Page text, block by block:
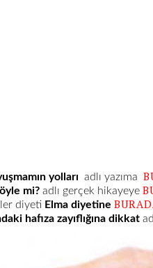
yolları adlı yazıma
mi? adlı gerçek hikayeye
diyeti Elma diyetine
hafıza zayıflığına dikkat